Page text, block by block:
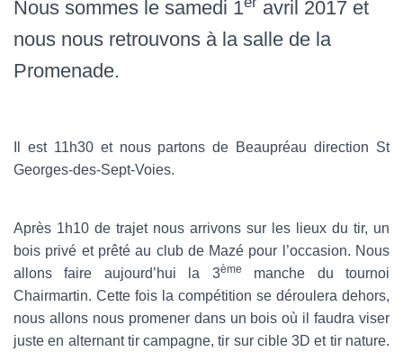
Nous sommes le samedi 1
avril 2017 et
nous nous retrouvons à la salle de la
Promenade.
Il est 11h30 et nous partons de Beaupréau direction St
Georges-des-Sept-Voies.
Après 1h10 de trajet nous arrivons sur les lieux du tir, un
bois privé et prêté au club de Mazé pour l’occasion. Nous
allons faire aujourd’hui la 3ème
manche du tournoi
Chairmartin. Cette fois la compétition se déroulera dehors,
nous allons nous promener dans un bois où il faudra viser
juste en alternant tir campagne, tir sur cible 3D et tir nature.